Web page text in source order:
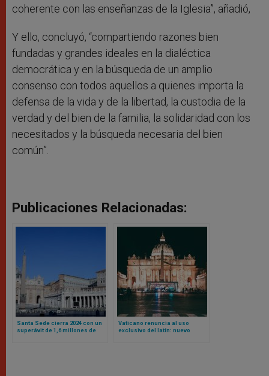
coherente con las enseñanzas de la Iglesia”, añadió,
Y ello, concluyó, “compartiendo razones bien
fundadas y grandes ideales en la dialéctica
democrática y en la búsqueda de un amplio
consenso con todos aquellos a quienes importa la
defensa de la vida y de la libertad, la custodia de la
verdad y del bien de la familia, la solidaridad con los
necesitados y la búsqueda necesaria del bien
común”.
Publicaciones Relacionadas:
Santa Sede cierra 2024 con un
superávit de 1,6 millones de
Vaticano renuncia al uso
exclusivo del latín: nuevo